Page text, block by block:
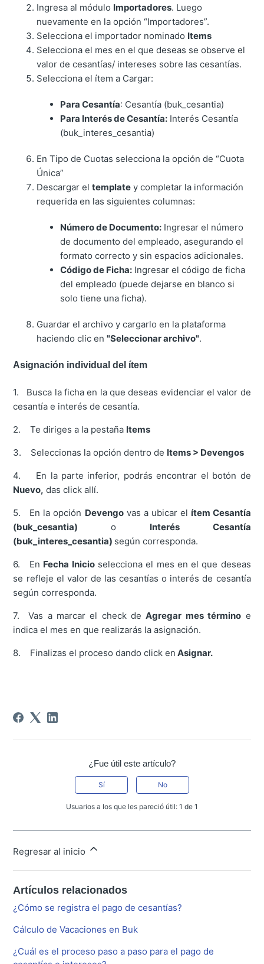
Ingresa al módulo Importadores. Luego
nuevamente en la opción “Importadores”.
Selecciona el importador nominado Items
Selecciona el mes en el que deseas se observe el
valor de cesantías/ intereses sobre las cesantías.
Selecciona el ítem a Cargar:
Para Cesantía: Cesantía (buk_cesantia)
Para Interés de Cesantía: Interés Cesantía
(buk_interes_cesantia)
En Tipo de Cuotas selecciona la opción de “Cuota
Única”
Descargar eltemplate y completar la información
requerida en las siguientes columnas:
Número de Documento: Ingresar el número
de documento del empleado, asegurando el
formato correcto y sin espacios adicionales.
Código de Ficha: Ingresar el código de ficha
del empleado (puede dejarse en blanco si
solo tiene una ficha).
Guardar el archivo y cargarlo en la plataforma
haciendo clic en"Seleccionar archivo".
Asignación individual del ítem
1. Busca la ficha en la que deseas evidenciar el valor de
cesantía e interés de cesantía.
2. Te diriges a la pestaña Items
3. Seleccionas la opción dentro de Items > Devengos
4. En la parte inferior, podrás encontrar el botón de
Nuevo, das click allí.
5. En la opción Devengovas a ubicar el ítem Cesantía
(buk_cesantia)o Interés Cesantía
(buk_interes_cesantia) según corresponda.
6. En Fecha Inicioselecciona el mes en el que deseas
se refleje el valor de las cesantías o interés de cesantía
según corresponda.
7. Vas a marcar el check deAgregar mes término e
indica el mes en que realizarás la asignación.
8. Finalizas el proceso dando click en Asignar.
¿Fue útil este artículo?
Sí No
Usuarios a los que les pareció útil: 1 de 1
Regresar al inicio
Artículos relacionados
¿Cómo se registra el pago de cesantías?
Cálculo de Vacaciones en Buk
¿Cuál es el proceso paso a paso para el pago de